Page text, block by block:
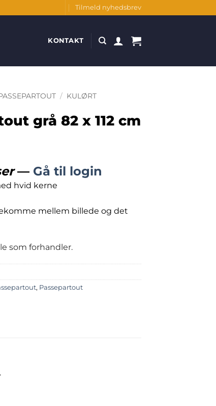
Tilmeld nyhedsbrev
KONTAKT
/ KULØRT
grå 82 x 112 cm
— Gå til login
hvid kerne
mellem billede og det
som forhandler.
, Passepartout